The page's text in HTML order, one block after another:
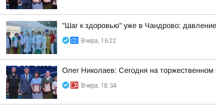
"Шаг к здоровью" уже в Чандрово:
Вчера, 16:22
Олег Николаев: Сегодня на
Вчера, 18:34